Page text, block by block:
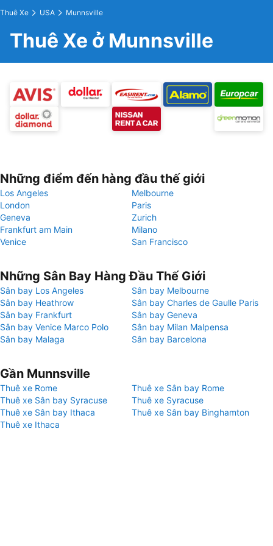
Thuê Xe USA Munnsville
Thuê Xe ở Munnsville
Những điểm đến hàng đầu thế giới
Los Angeles
Melbourne
London
Paris
Geneva
Zurich
Frankfurt am Main
Milano
Venice
San Francisco
Những Sân Bay Hàng Đầu Thế Giới
Sân bay Los Angeles
Sân bay Melbourne
Sân bay Heathrow
Sân bay Charles de Gaulle Paris
Sân bay Frankfurt
Sân bay Geneva
Sân bay Venice Marco Polo
Sân bay Milan Malpensa
Sân bay Malaga
Sân bay Barcelona
Gần Munnsville
Thuê xe Rome
Thuê xe Sân bay Rome
Thuê xe Sân bay Syracuse
Thuê xe Syracuse
Thuê xe Sân bay Ithaca
Thuê xe Sân bay Binghamton
Thuê xe Ithaca